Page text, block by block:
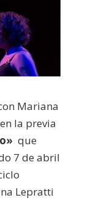
Mariana
la previa
que
7 de abril
Lepratti